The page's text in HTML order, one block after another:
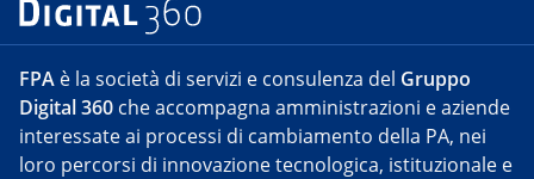
FPA è la società di servizi e consulenza del Gruppo
Digital 360 che accompagna amministrazioni e aziende
interessate ai processi di cambiamento della PA, nei
loro percorsi di innovazione tecnologica, istituzionale e